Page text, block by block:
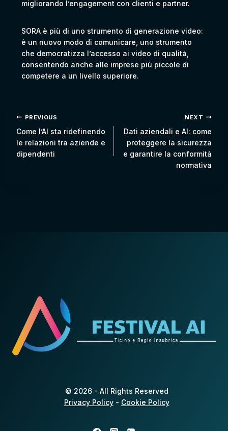
migliorando l’engagement con clienti e partner.
SORA è più di uno strumento di generazione video:
è un nuovo modo di comunicare, uno strumento
che democratizza l’accesso ai video di qualità,
consentendo anche alle imprese più piccole di
competere a un livello superiore.
PREVIOUS
Come l’AI sta ridefinendo
le relazioni tra aziende e
dipendenti
NEXT
Dati aziendali e AI: come
proteggere la sicurezza
e garantire la conformità
normativa
© 2026 - All Rights Reserved
Privacy Policy- Cookie Policy